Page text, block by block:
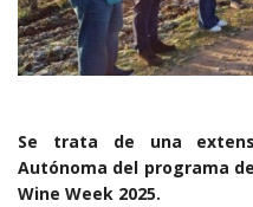
Se trata de una
Autónoma del programa
Wine Week 2025.